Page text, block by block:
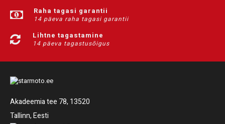
Raha tagasi garantii
14 päeva raha tagasi garantii
Lihtne tagastamine
14 päeva tagastusõigus
Akadeemia tee 78, 13520
Tallinn, Eesti